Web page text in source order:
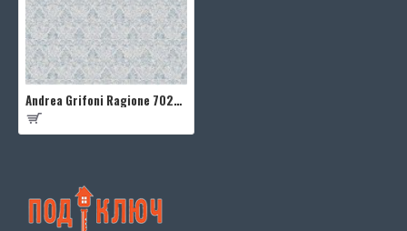
Andrea Grifoni Ragione 7023-4